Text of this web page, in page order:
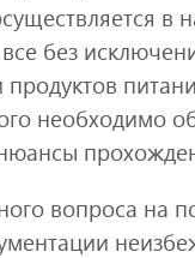
в
без
продуктов
необходимо
вопроса на